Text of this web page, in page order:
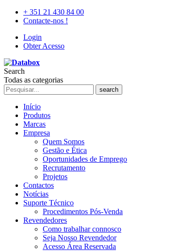
+ 351 21 430 84 00
Contacte-nos !
Login
Obter Acesso
Search
Todas as categorias
search
Início
Produtos
Marcas
Empresa
Quem Somos
Gestão e Ética
Oportunidades de Emprego
Recrutamento
Projetos
Contactos
Notícias
Suporte Técnico
Procedimentos Pós-Venda
Revendedores
Como trabalhar connosco
Seja Nosso Revendedor
Acesso Área Reservada